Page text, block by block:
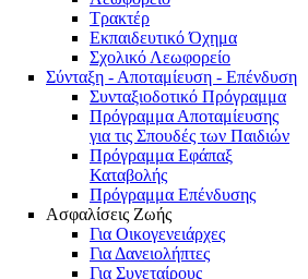
Τρακτέρ
Εκπαιδευτικό Όχημα
Σχολικό Λεωφορείο
Σύνταξη - Αποταμίευση - Επένδυση
Συνταξιοδοτικό Πρόγραμμα
Πρόγραμμα Αποταμίευσης
για τις Σπουδές των Παιδιών
Πρόγραμμα Εφάπαξ
Καταβολής
Πρόγραμμα Επένδυσης
Ασφαλίσεις Ζωής
Για Οικογενειάρχες
Για Δανειολήπτες
Για Συνεταίρους